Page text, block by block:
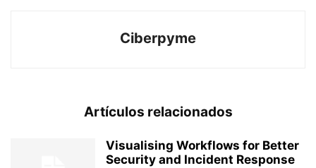
Ciberpyme
Artículos relacionados
Visualising Workflows for Better
Security and Incident Response